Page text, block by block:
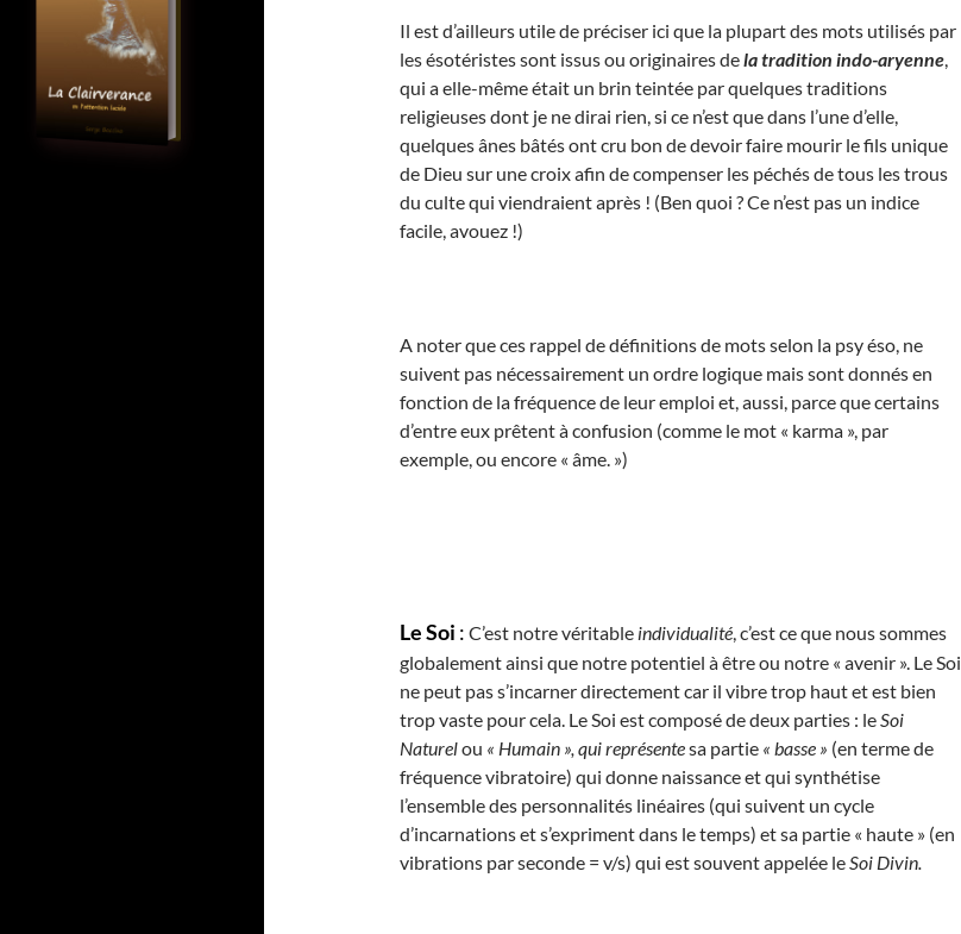
Il est d’ailleurs utile de préciser ici que la plupart des mots utilisés par
les ésotéristes sont issus ou originaires dela tradition indo-aryenne,
qui a elle-même était un brin teintée par quelques traditions
religieuses dont je ne dirai rien, si ce n’est que dans l’une d’elle,
quelques ânes bâtés ont cru bon de devoir faire mourir le fils unique
de Dieu sur une croix afin de compenser les péchés de tous les trous
du culte qui viendraient après ! (Ben quoi ? Ce n’est pas un indice
facile, avouez !)
A noter que ces rappel de définitions de mots selon la psy éso, ne
suivent pas nécessairement un ordre logique mais sont donnés en
fonction de la fréquence de leur emploi et, aussi, parce que certains
d’entre eux prêtent à confusion (comme le mot « karma », par
exemple, ou encore « âme. »)
Le Soi : C’est notre véritable individualité, c’est ce que nous sommes
globalement ainsi que notre potentiel à être ou notre « avenir ». Le Soi
ne peut pas s’incarner directement car il vibre trop haut et est bien
trop vaste pour cela. Le Soi est composé de deux parties : leSoi
Naturelou « Humain », qui représentesa partie « basse » (en terme de
fréquence vibratoire) qui donne naissance et qui synthétise
l’ensemble des personnalités linéaires (qui suivent un cycle
d’incarnations et s’expriment dans le temps) et sa partie « haute » (en
vibrations par seconde = v/s) qui est souvent appelée leSoi Divin.